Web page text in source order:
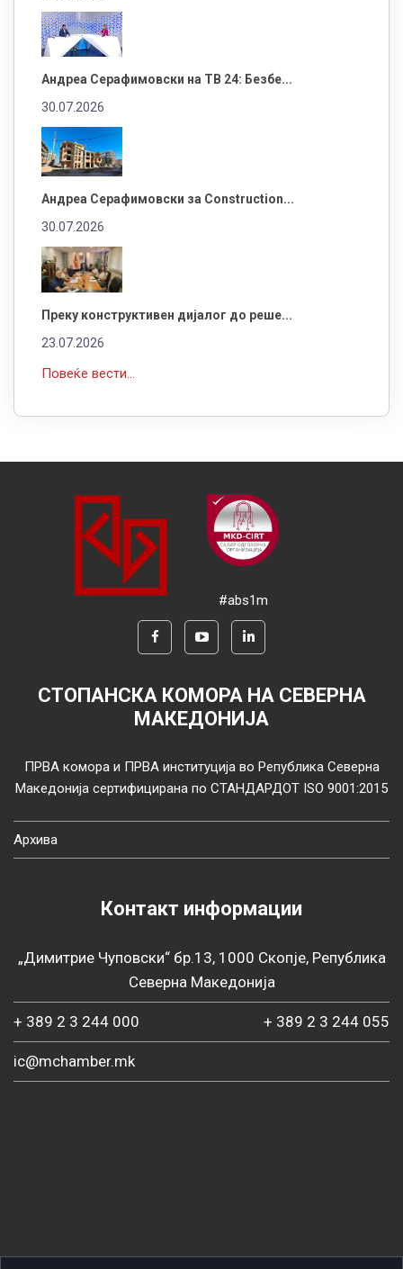
Андреа Серафимовски на ТВ 24: Безбе...
30.07.2026
Андреа Серафимовски за Construction...
30.07.2026
Преку конструктивен дијалог до реше...
23.07.2026
Повеќе вести...
#abs1m
СТОПАНСКА КОМОРА НА СЕВЕРНА
МАКЕДОНИЈА
ПРВА комора и ПРВА институција во Република Северна
Македонија сертифицирана по СТАНДАРДОТ ISO 9001:2015
Архива
Контакт информации
„Димитрие Чуповски“ бр.13, 1000 Скопје, Република
Северна Македонија
+ 389 2 3 244 000 + 389 2 3 244 055
ic@mchamber.mk